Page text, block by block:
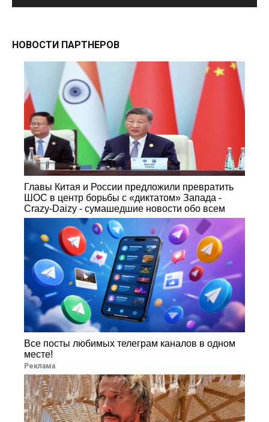
НОВОСТИ ПАРТНЕРОВ
Главы Китая и России предложили превратить
ШОС в центр борьбы с «диктатом» Запада -
Crazy-Daizy - сумашедшие новости обо всем
Все посты любимых телеграм каналов в одном
месте!
Реклама